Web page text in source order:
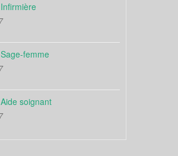
femme
soignant